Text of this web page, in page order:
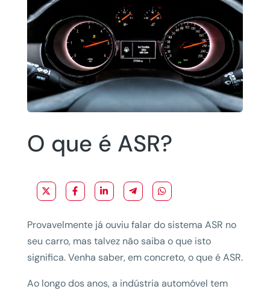
O que é ASR?
Provavelmente já ouviu falar do sistema ASR no
seu carro, mas talvez não saiba o que isto
significa. Venha saber, em concreto, o que é ASR.
Ao longo dos anos, a indústria automóvel tem